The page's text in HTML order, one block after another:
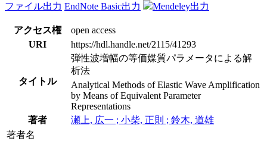
ファイル出力 EndNote Basic出力 Mendeley出力
アクセス権
open access
URI
https://hdl.handle.net/2115/41293
タイトル
弾性波増幅の等価媒質パラメータによる解
析法
Analytical Methods of Elastic Wave Amplification
by Means of Equivalent Parameter
Representations
著者
瀬上, 広一 ; 小柴, 正則 ; 鈴木, 道雄
著者名